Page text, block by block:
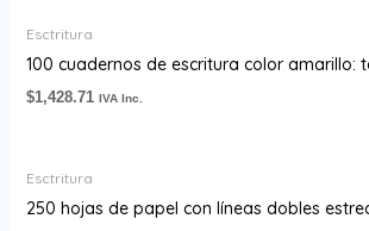
Esctritura
100 cuadernos de escritura color amarillo:
$1,428.71 IVA Inc.
Esctritura
250 hojas de papel con líneas dobles